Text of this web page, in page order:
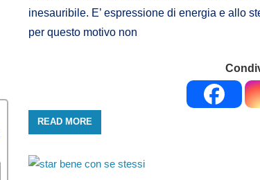
inesauribile. E’ espressione di energia e allo
per questo motivo non
READ MORE